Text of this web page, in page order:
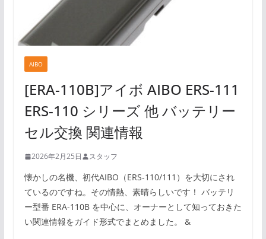
AIBO
[ERA-110B]アイボ AIBO ERS-111
ERS-110 シリーズ 他 バッテリー
セル交換 関連情報
2026年2月25日 スタッフ
懐かしの名機、初代AIBO（ERS-110/111）を大切にされ
ているのですね。その情熱、素晴らしいです！ バッテリ
ー型番 ERA-110B を中心に、オーナーとして知っておきた
い関連情報をガイド形式でまとめました。 &